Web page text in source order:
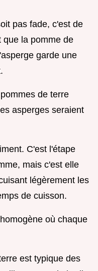
pas fade, c'est de
que la pomme de
garde une
de terre
asperges seraient
C'est l'étape
mais c'est elle
légèrement les
de cuisson.
où chaque
est typique des